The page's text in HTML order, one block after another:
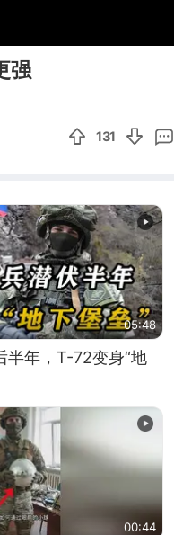
强
131
05:48
半年，T-72变身“地
00:44